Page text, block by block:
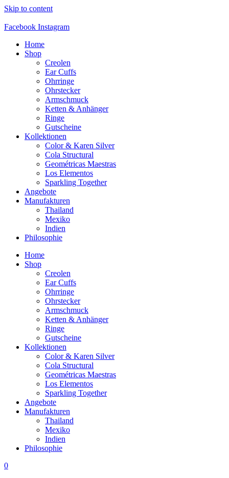
Skip to content
Facebook Instagram
Home
Shop
Creolen
Ear Cuffs
Ohrringe
Ohrstecker
Armschmuck
Ketten & Anhänger
Ringe
Gutscheine
Kollektionen
Color & Karen Silver
Cola Structural
Geométricas Maestras
Los Elementos
Sparkling Together
Angebote
Manufakturen
Thailand
Mexiko
Indien
Philosophie
Home
Shop
Creolen
Ear Cuffs
Ohrringe
Ohrstecker
Armschmuck
Ketten & Anhänger
Ringe
Gutscheine
Kollektionen
Color & Karen Silver
Cola Structural
Geométricas Maestras
Los Elementos
Sparkling Together
Angebote
Manufakturen
Thailand
Mexiko
Indien
Philosophie
0